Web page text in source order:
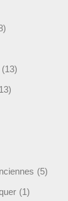
(13)
(5)
(1)